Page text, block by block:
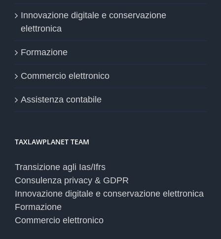
Innovazione digitale e conservazione
elettronica
Formazione
Commercio elettronico
Assistenza contabile
TAXLAWPLANET TEAM
Transizione agli Ias/Ifrs
Consulenza privacy & GDPR
Innovazione digitale e conservazione elettronica
Formazione
Commercio elettronico